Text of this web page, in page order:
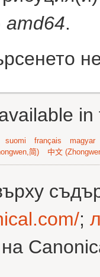
amd64.
suomi français
magyar
简) 中文
;
на